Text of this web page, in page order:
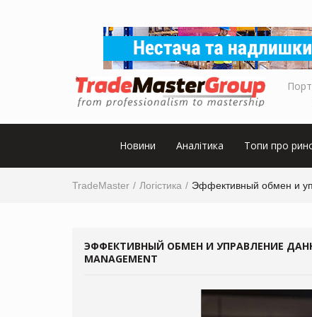
Новини Аналітика Топи про
TradeMaster Логістика Эффективный обмен и
ЭФФЕКТИВНЫЙ ОБМЕН И УПРАВЛЕНИЕ
MANAGEMENT